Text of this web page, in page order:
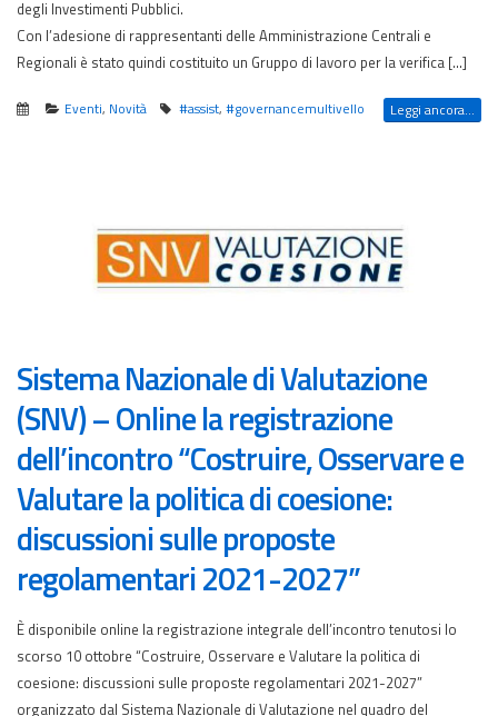
degli Investimenti Pubblici.
Con l’adesione di rappresentanti delle Amministrazione Centrali e
Regionali è stato quindi costituito un Gruppo di lavoro per la verifica […]
Eventi, Novità #assist,#governancemultivello Leggi ancora...
Sistema Nazionale di Valutazione
(SNV) – Online la registrazione
dell’incontro “Costruire, Osservare e
Valutare la politica di coesione:
discussioni sulle proposte
regolamentari 2021-2027”
È disponibile online la registrazione integrale dell’incontro tenutosi lo
scorso 10 ottobre “Costruire, Osservare e Valutare la politica di
coesione: discussioni sulle proposte regolamentari 2021-2027”
organizzato dal Sistema Nazionale di Valutazione nel quadro del